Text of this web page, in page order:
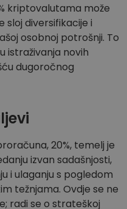
kriptovalutama može
sloj diversifikacije i
osobnoj potrošnji. To
istraživanja novih
dugoročnog
20%, temelj je
izvan sadašnjosti,
i ulaganju s pogledom
težnjama. Ovdje se ne
radi se o strateškoj